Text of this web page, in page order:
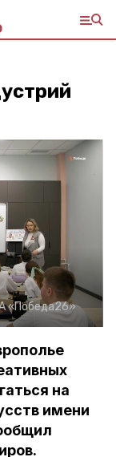
«Победа26»
на
имени